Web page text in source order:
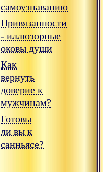
самоузнаванию
Привязанности
- иллюзорные
оковы души
Как
вернуть
доверие к
мужчинам?
Готовы
ли вы к
санньясе?